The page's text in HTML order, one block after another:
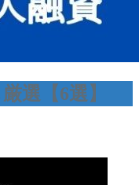
選【6選】